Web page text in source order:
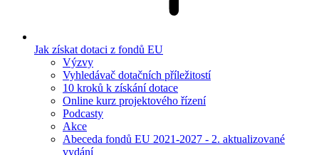
Jak získat dotaci z fondů EU
Výzvy
Vyhledávač dotačních příležitostí
10 kroků k získání dotace
Online kurz projektového řízení
Podcasty
Akce
Abeceda fondů EU 2021-2027 - 2. aktualizované
vydání